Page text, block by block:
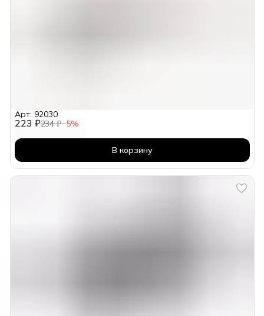
223 ₽234 ₽−5%
Арт: 92030
В корзину